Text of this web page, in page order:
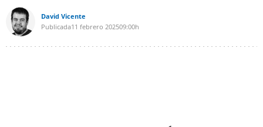
David Vicente
Publicada11 febrero 202509:00h